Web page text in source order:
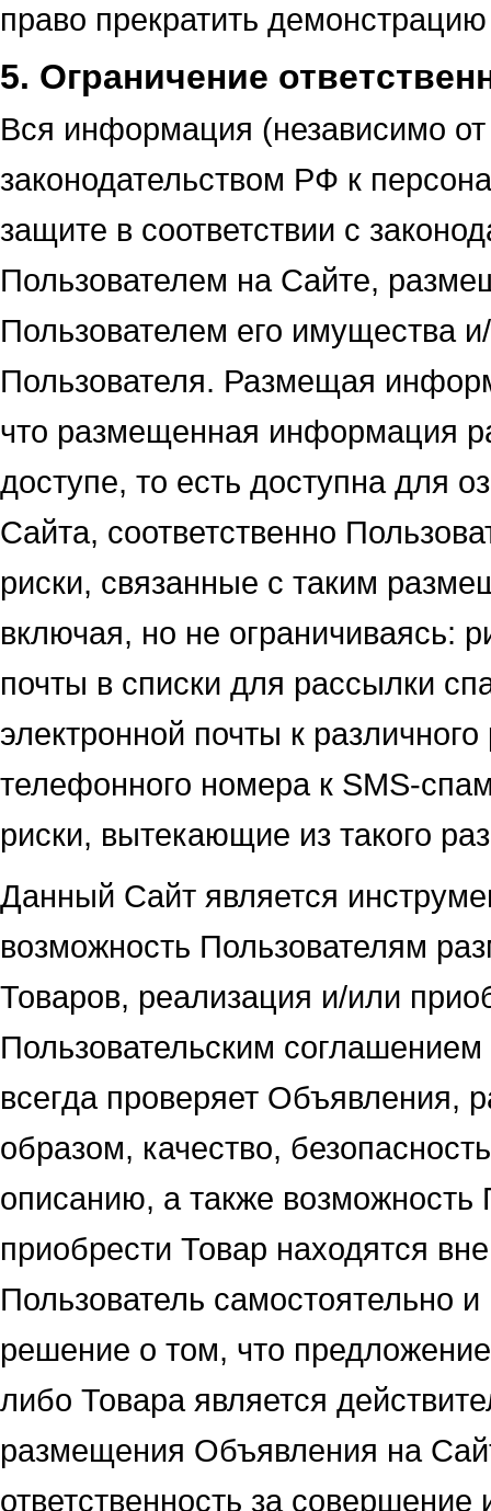
право прекратить
5. Ограничение
Вся информация (независимо
законодательством РФ к
защите в соответствии с
Пользователем на Сайте,
Пользователем его имущества
Пользователя. Размещая
что размещенная информация
доступе, то есть доступна для
Сайта, соответственно
риски, связанные с таким
включая, но не ограничиваясь:
почты в списки для рассылки
электронной почты к
телефонного номера к SMS-
риски, вытекающие из такого
Данный Сайт является
возможность Пользователям
Товаров, реализация и/или
Пользовательским
всегда проверяет Объявления,
образом, качество,
описанию, а также возможность
приобрести Товар находятся
Пользователь самостоятельно
решение о том, что
либо Товара является
размещения Объявления на
ответственность за